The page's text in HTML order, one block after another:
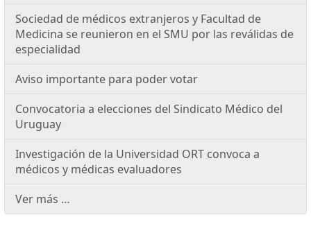
Sociedad de médicos extranjeros y Facultad de
Medicina se reunieron en el SMU por las reválidas de
especialidad
Aviso importante para poder votar
Convocatoria a elecciones del Sindicato Médico del
Uruguay
Investigación de la Universidad ORT convoca a
médicos y médicas evaluadores
Ver más …